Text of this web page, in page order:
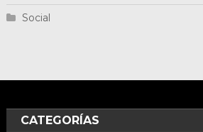
Social
CATEGORÍAS